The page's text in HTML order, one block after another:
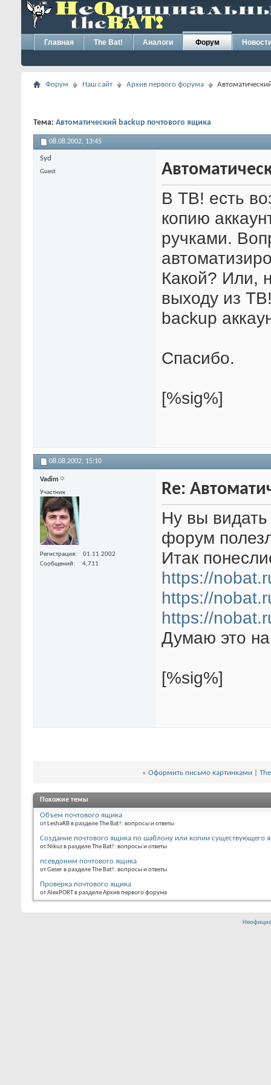
Главная The Bat! Аналоги Форум
Форум Наш сайт Архив первого форума
Тема: Автоматический backup почтового ящика
08.08.2002, 13:45
Syd
Guest
В TB! есть
копию
ручками.
Какой? Или,
выходу из
backup
Спасибо.
[%sig%]
08.08.2002, 15:10
Vadim
Участник
Регистрация
01.11.2002
Сообщений
4,711
Re:
Ну вы видать
форум
Итак
https://
https://
https://
Думаю это
[%sig%]
« Оформить письмо картинками|
Похожие темы
Объем почтового ящика
от LeshaRB в разделе The Bat!: вопросы и ответы
Создание почтового ящика по шаблону или копии существующего
от Nikuz в разделе The Bat!: вопросы и ответы
псевдоним почтового ящика
от Geser в разделе The Bat!: вопросы и ответы
Проверка почтового ящика
от AlexPORT в разделе Архив первого форума